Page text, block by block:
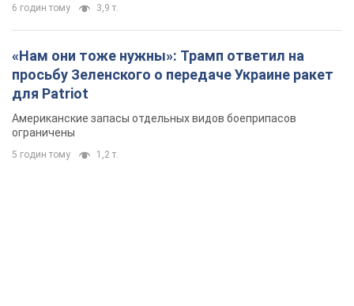
6 годин тому 3,9 т.
«Нам они тоже нужны»: Трамп ответил на
просьбу Зеленского о передаче Украине ракет
для Patriot
Американские запасы отдельных видов боеприпасов
ограничены
5 годин тому 1,2 т.